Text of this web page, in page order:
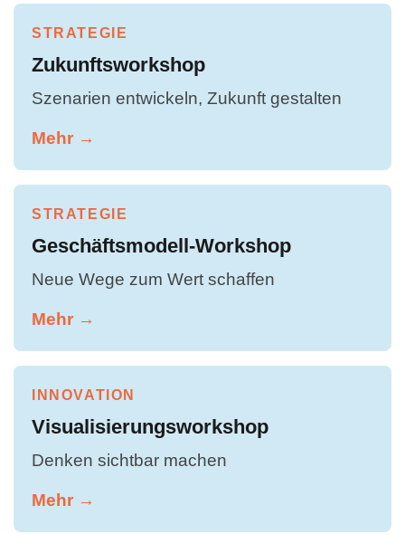
STRATEGIE
Zukunftsworkshop
Szenarien entwickeln, Zukunft gestalten
Mehr →
STRATEGIE
Geschäftsmodell-Workshop
Neue Wege zum Wert schaffen
Mehr →
INNOVATION
Visualisierungsworkshop
Denken sichtbar machen
Mehr →